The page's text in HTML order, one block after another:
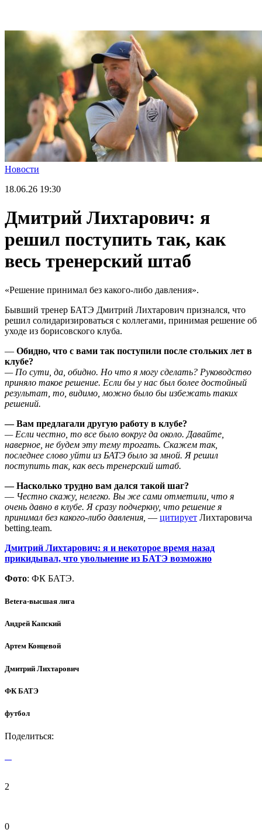
Новости
18.06.26 19:30
Дмитрий Лихтарович: я
решил поступить так, как
весь тренерский штаб
«Решение принимал без какого-либо давления».
Бывший тренер БАТЭ Дмитрий Лихтарович признался, что
решил солидаризироваться с коллегами, принимая решение об
уходе из борисовского клуба.
— Обидно, что с вами так поступили после стольких лет в
клубе?
— По сути, да, обидно. Но что я могу сделать? Руководство
приняло такое решение. Если бы у нас был более достойный
результат, то, видимо, можно было бы избежать таких
решений.
— Вам предлагали другую работу в клубе?
— Если честно, то все было вокруг да около. Давайте,
наверное, не будем эту тему трогать. Скажем так,
последнее слово уйти из БАТЭ было за мной. Я решил
поступить так, как весь тренерский штаб.
— Насколько трудно вам дался такой шаг?
— Честно скажу, нелегко. Вы же сами отметили, что я
очень давно в клубе. Я сразу подчеркну, что решение я
принимал без какого-либо давления, — цитирует Лихтаровича
betting.team.
Дмитрий Лихтарович: я и некоторое время назад
прикидывал, что увольнение из БАТЭ возможно
Фото: ФК БАТЭ.
Betera-высшая лига
Андрей Капский
Артем Концевой
Дмитрий Лихтарович
ФК БАТЭ
футбол
Поделиться:
2
0